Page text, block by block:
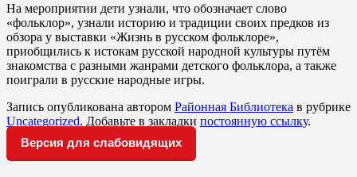
На мероприятии дети узнали, что обозначает слово
«фольклор», узнали историю и традиции своих предков из
обзора у выставки «Жизнь в русском фольклоре»,
приобщились к истокам русской народной культуры путём
знакомства с разными жанрами детского фольклора, а также
поиграли в русские народные игры.
Запись опубликована автором Районная Библиотека в рубрике
Uncategorized. Добавьте в закладки постоянную ссылку.
Версия для слабовидящих